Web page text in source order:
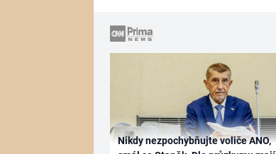
Nikdy nezpochybňujte voliče ANO,